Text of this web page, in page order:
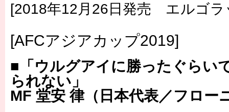
[2018年12月26日発売 エルゴラ
[AFCアジアカップ2019]
■「ウルグアイに勝ったぐらい
られない」
MF 堂安 律（日本代表／フロー